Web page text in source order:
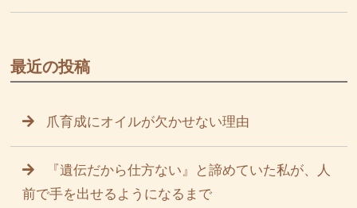
最近の投稿
爪育成にオイルが欠かせない理由
『遺伝だから仕方ない』と諦めていた私が、人
前で手を出せるようになるまで